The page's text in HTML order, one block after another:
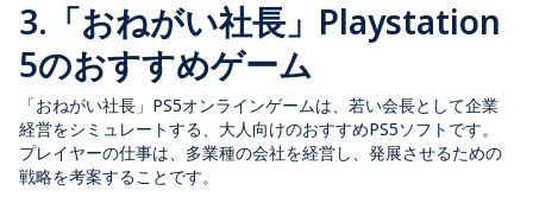
3.「おねがい社長」Playstation
5のおすすめゲーム
「おねがい社長」PS5オンラインゲームは、若い会長として企業
経営をシミュレートする、大人向けのおすすめPS5ソフトです。
プレイヤーの仕事は、多業種の会社を経営し、発展させるための
戦略を考案することです。